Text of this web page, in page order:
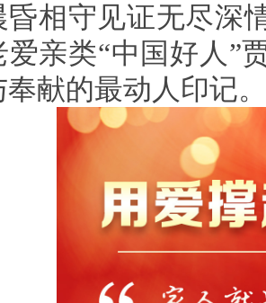
昏相守见证无尽深
爱亲类“中国好人”
奉献的最动人印记。